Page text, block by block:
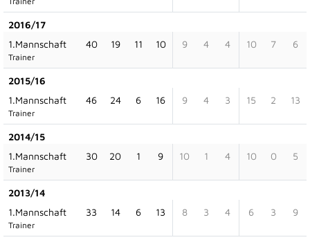
2016/17
1.Mannschaft
Trainer
40 19 11 10 9 4 4 10 7 6
2015/16
1.Mannschaft
Trainer
46 24 6 16 9 4 3 15 2 13
2014/15
1.Mannschaft
Trainer
30 20 1 9 10 1 4 10 0 5
2013/14
1.Mannschaft
Trainer
33 14 6 13 8 3 4 6 3 9